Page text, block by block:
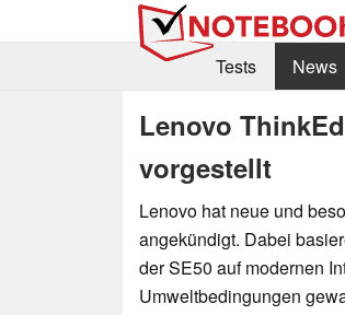
Tests
News
Lenovo
vorgestellt
Lenovo hat neue und
angekündigt. Dabei
der SE50 auf modernen
Umweltbedingungen